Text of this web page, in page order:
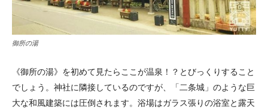
御所の湯
《御所の湯》を初めて見たらここが温泉！？とびっくりすること
でしょう。神社に隣接しているのですが、「二条城」のような巨
大な和風建築には圧倒されます。浴場はガラス張りの浴室と露天